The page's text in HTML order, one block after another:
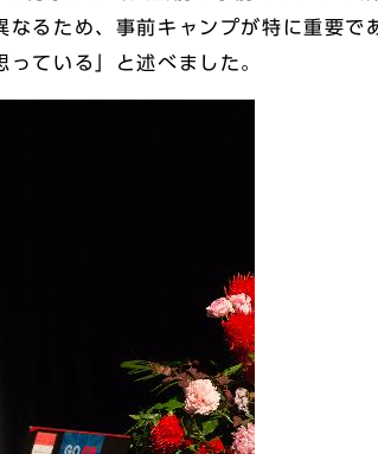
るため、事前キャンプが特に重要で
ている」と述べました。